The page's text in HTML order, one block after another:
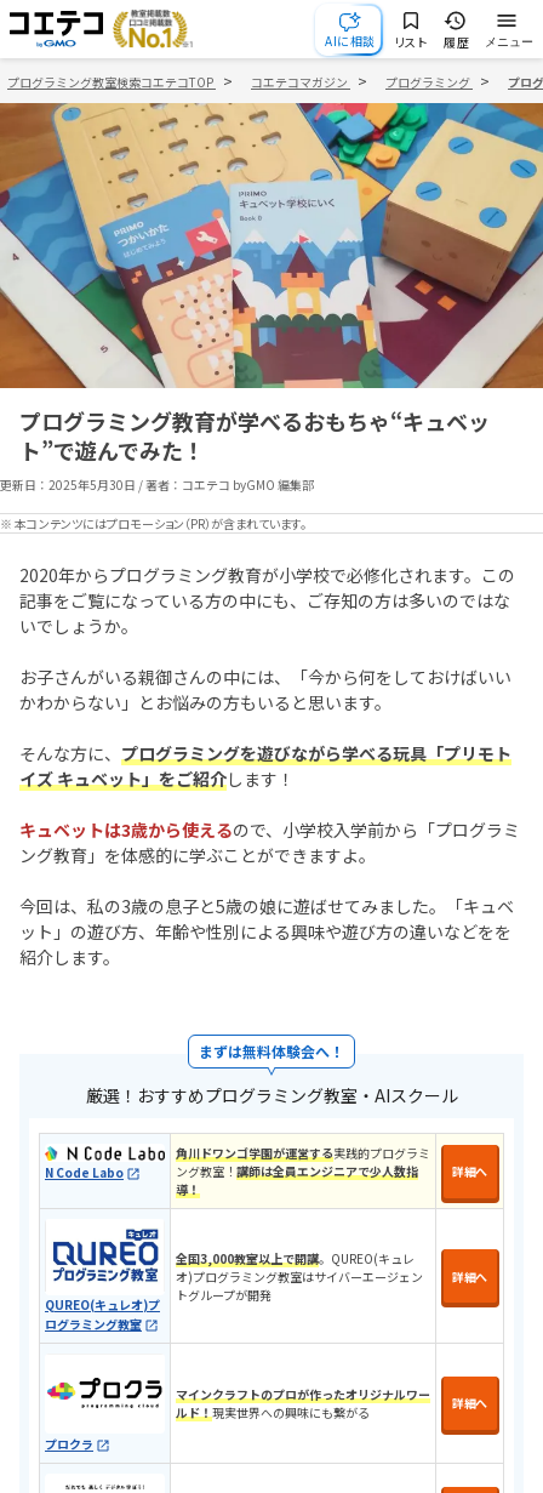
AIに相談 リスト 履歴 メニュー
プログラミング教室検索コエテコTOP コエテコマガジン プログラミング プロ
プログラミング教育が学べるおもちゃ“キュベッ
ト”で遊んでみた！
更新日： 2025年5月30日 /著者：コエテコ byGMO 編集部
※ 本コンテンツにはプロモーション（PR）が含まれています。
2020年からプログラミング教育が小学校で必修化されます。この
記事をご覧になっている方の中にも、ご存知の方は多いのではな
いでしょうか。
お子さんがいる親御さんの中には、「今から何をしておけばいい
かわからない」とお悩みの方もいると思います。
そんな方に、 プログラミングを遊びながら学べる玩具「プリモト
イズ キュベット」をご紹介します！
キュベットは3歳から使えるので、小学校入学前から「プログラミ
ング教育」を体感的に学ぶことができますよ。
今回は、私の3歳の息子と5歳の娘に遊ばせてみました。「キュベ
ット」の遊び方、年齢や性別による興味や遊び方の違いなどをを
紹介します。
まずは無料体験会へ！
厳選！おすすめプログラミング教室・AIスクール
N Code Labo
角川ドワンゴ学園が運営する実践的プログラミ
ング教室！ 講師は全員エンジニアで少人数指
導！
詳細へ
QUREO(キュレオ)プ
ログラミング教室
全国3,000教室以上で開講。QUREO(キュレ
オ)プログラミング教室はサイバーエージェン
トグループが開発
詳細へ
プロクラ
マインクラフトのプロが作ったオリジナルワー
ルド！ 現実世界への興味にも繋がる 詳細へ